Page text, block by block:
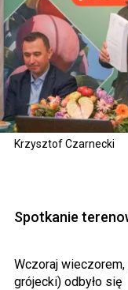
Krzysztof Czarnecki
Spotkanie
Wczoraj
grójecki) odbyło się